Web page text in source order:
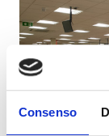
Consenso